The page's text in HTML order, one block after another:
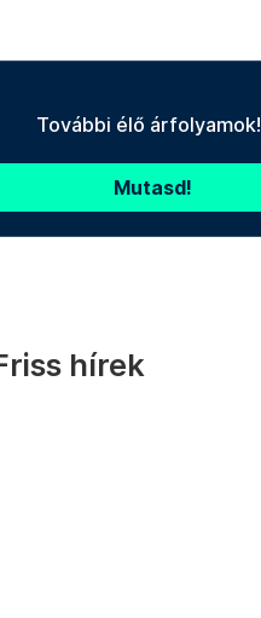
További élő árfolyamok!
Mutasd!
hírek